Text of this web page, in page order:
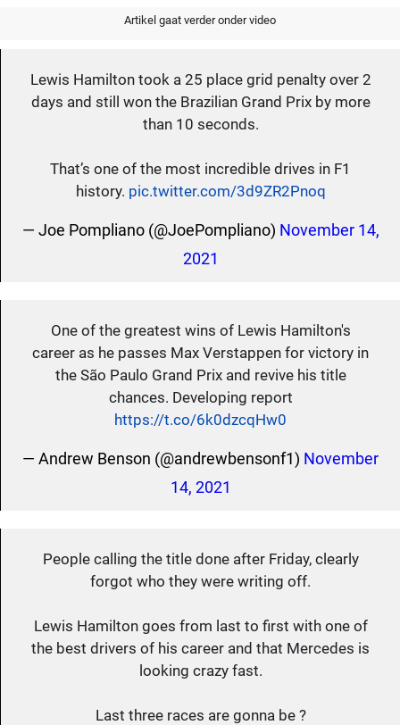
Artikel gaat verder onder video
Lewis Hamilton took a 25 place grid penalty over 2
days and still won the Brazilian Grand Prix by more
than 10 seconds.
That’s one of the most incredible drives in F1
history. pic.twitter.com/3d9ZR2Pnoq
— Joe Pompliano (@JoePompliano) November 14,
2021
One of the greatest wins of Lewis Hamilton's
career as he passes Max Verstappen for victory in
the São Paulo Grand Prix and revive his title
chances. Developing report
https://t.co/6k0dzcqHw0
— Andrew Benson (@andrewbensonf1) November
14, 2021
People calling the title done after Friday, clearly
forgot who they were writing off.
Lewis Hamilton goes from last to first with one of
the best drivers of his career and that Mercedes is
looking crazy fast.
Last three races are gonna be ?